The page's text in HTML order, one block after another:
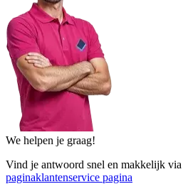
We helpen je graag!
Vind je antwoord snel en makkelijk via
paginaklantenservice pagina